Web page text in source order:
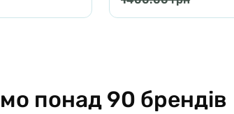
понад 90 брендів